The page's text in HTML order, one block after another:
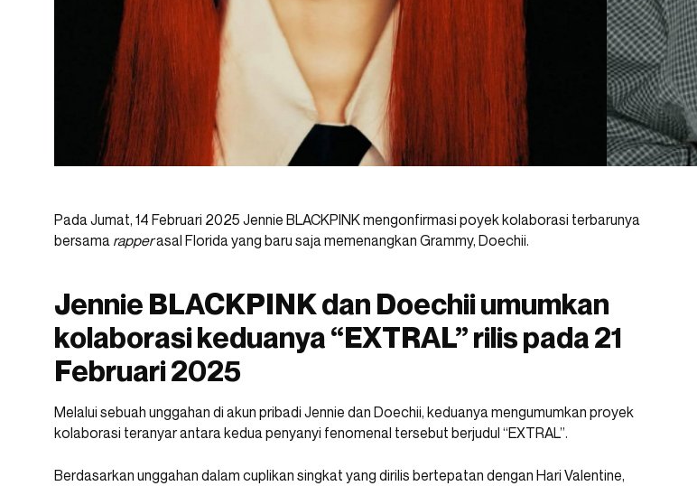
Pada Jumat, 14 Februari 2025 Jennie BLACKPINK mengonfirmasi poyek kolaborasi terbarunya
bersama rapperasal Florida yang baru saja memenangkan Grammy, Doechii.
Jennie BLACKPINK dan Doechii umumkan
kolaborasi keduanya “EXTRAL” rilis pada 21
Februari 2025
Melalui sebuah unggahan di akun pribadi Jennie dan Doechii, keduanya mengumumkan proyek
kolaborasi teranyar antara kedua penyanyi fenomenal tersebut berjudul “EXTRAL”.
Berdasarkan unggahan dalam cuplikan singkat yang dirilis bertepatan dengan Hari Valentine,